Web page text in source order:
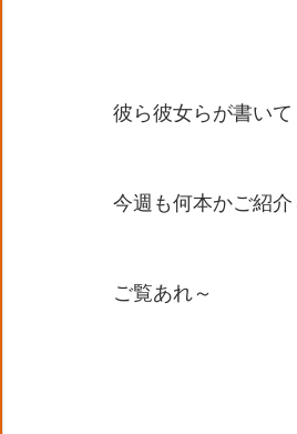
彼ら彼女らが書い
今週も何本かご紹
ご覧あれ～